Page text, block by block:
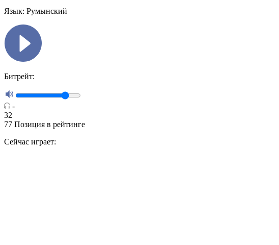
Язык: Румынский
Битрейт:
-
32
77 Позиция в рейтинге
Сейчас играет: